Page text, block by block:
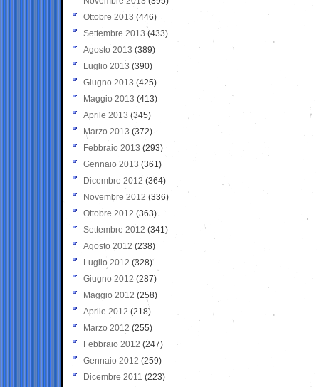
Ottobre 2013 (446)
Settembre 2013 (433)
Agosto 2013 (389)
Luglio 2013 (390)
Giugno 2013 (425)
Maggio 2013 (413)
Aprile 2013 (345)
Marzo 2013 (372)
Febbraio 2013 (293)
Gennaio 2013 (361)
Dicembre 2012 (364)
Novembre 2012 (336)
Ottobre 2012 (363)
Settembre 2012 (341)
Agosto 2012 (238)
Luglio 2012 (328)
Giugno 2012 (287)
Maggio 2012 (258)
Aprile 2012 (218)
Marzo 2012 (255)
Febbraio 2012 (247)
Gennaio 2012 (259)
Dicembre 2011 (223)